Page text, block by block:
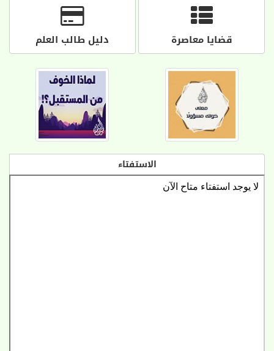
قضايا معاصرة دليل طالب العلم
الاستفتاء